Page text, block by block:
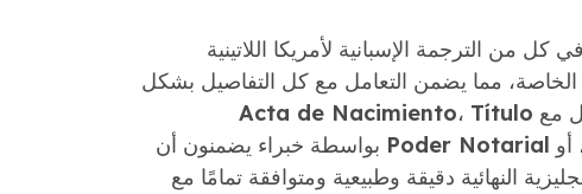
من الترجمة الإسبانية لأمريكا اللاتينية
الخاصة، مما يضمن التعامل مع كل التفاصيل بشكل
مع
Acta de Nacimiento، Título
أو Poder Notarial بواسطة خبراء يضمنون أن
النهائية دقيقة وطبيعية ومتوافقة تمامًا مع